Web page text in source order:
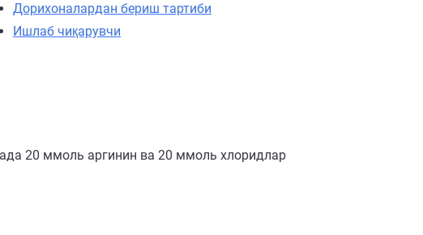
Дорихоналардан бериш тартиби
Ишлаб чиқарувчи
20 ммоль аргинин ва 20 ммоль хлоридлар